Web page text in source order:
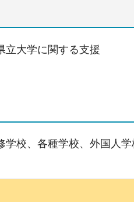
立大学に関する支援
校、各種学校、外国人